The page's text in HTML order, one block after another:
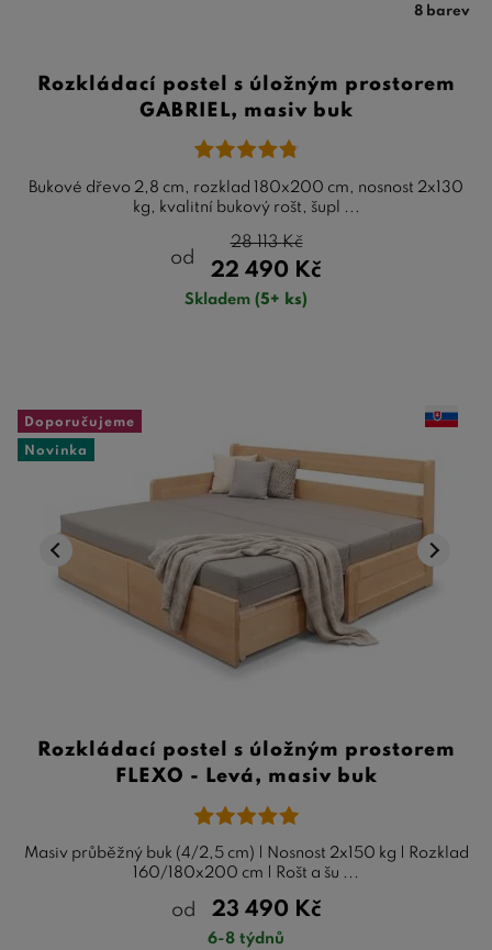
8 barev
Rozkládací postel s úložným prostorem
GABRIEL, masiv buk
Bukové dřevo 2,8 cm, rozklad 180x200 cm, nosnost 2x130
kg, kvalitní bukový rošt, šupl ...
od
22 490 Kč
28 113Kč
Skladem (5+ ks)
Doporučujeme
Novinka
Rozkládací postel s úložným prostorem
FLEXO - Levá, masiv buk
Masiv průběžný buk (4/2,5 cm) | Nosnost 2x150 kg | Rozklad
160/180x200 cm | Rošt a šu ...
od 23 490 Kč
6-8 týdnů